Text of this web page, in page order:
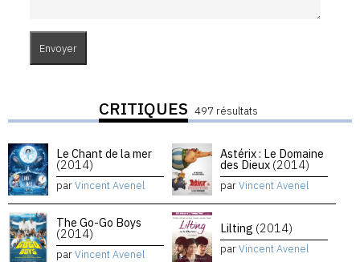
CRITIQUES 497 résultats
Le Chant de la mer
(2014)
parVincent Avenel
Astérix : Le Domaine
des Dieux (2014)
parVincent Avenel
The Go-Go Boys
(2014)
parVincent Avenel
Lilting (2014)
parVincent Avenel